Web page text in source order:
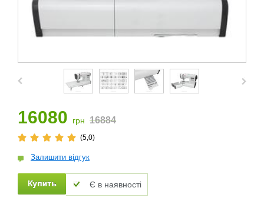
16080 грн 16884
(5,0)
Залишити відгук
Є в наявності